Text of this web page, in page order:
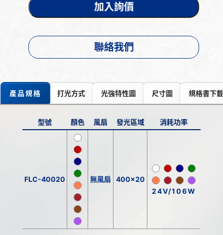
加入詢價
聯絡我們
產品規格 打光方式 光強特性圖 尺寸圖 規格書下載
型號 顏色 風扇 發光區域 消耗功率
FLC-40020 無風扇
400x20
24V/106W